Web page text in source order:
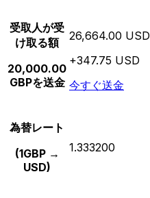
受取人が受
け取る額
20,000.00
GBPを送金
26,664.00 USD
+347.75 USD
今すぐ送金
為替レート
(1GBP →
USD)
1.333200